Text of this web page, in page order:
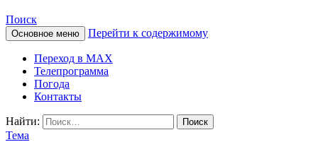
КАМЧАТСКОЕ
ИНФОРМАЦИОННОЕ
АГЕНТСТВО (КИА
«ВЕСТИ»)
Поиск
Основное меню Перейти к содержимому
Переход в MAX
Телепрограмма
Погода
Контакты
Найти:
Тема